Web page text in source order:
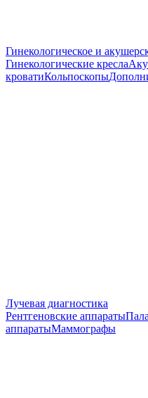
Гинекологическое и
Гинекологические кресла
кроватиКольпоскопы
Лучевая диагностика
Рентгеновские аппараты
аппаратыМаммографы